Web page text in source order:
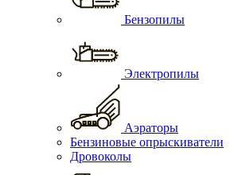
Бензопилы
Электропилы
Аэраторы
Бензиновые опрыскиватели
Дровоколы